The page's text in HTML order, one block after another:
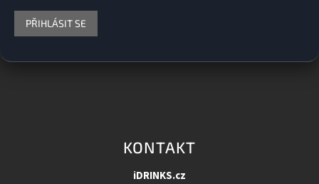
PŘIHLÁSIT SE
KONTAKT
iDRINKS.cz